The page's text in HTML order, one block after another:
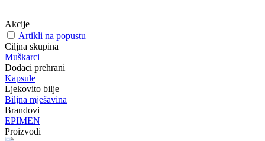
Akcije
Artikli na popustu
Ciljna skupina
Muškarci
Dodaci prehrani
Kapsule
Ljekovito bilje
Biljna mješavina
Brandovi
EPIMEN
Proizvodi